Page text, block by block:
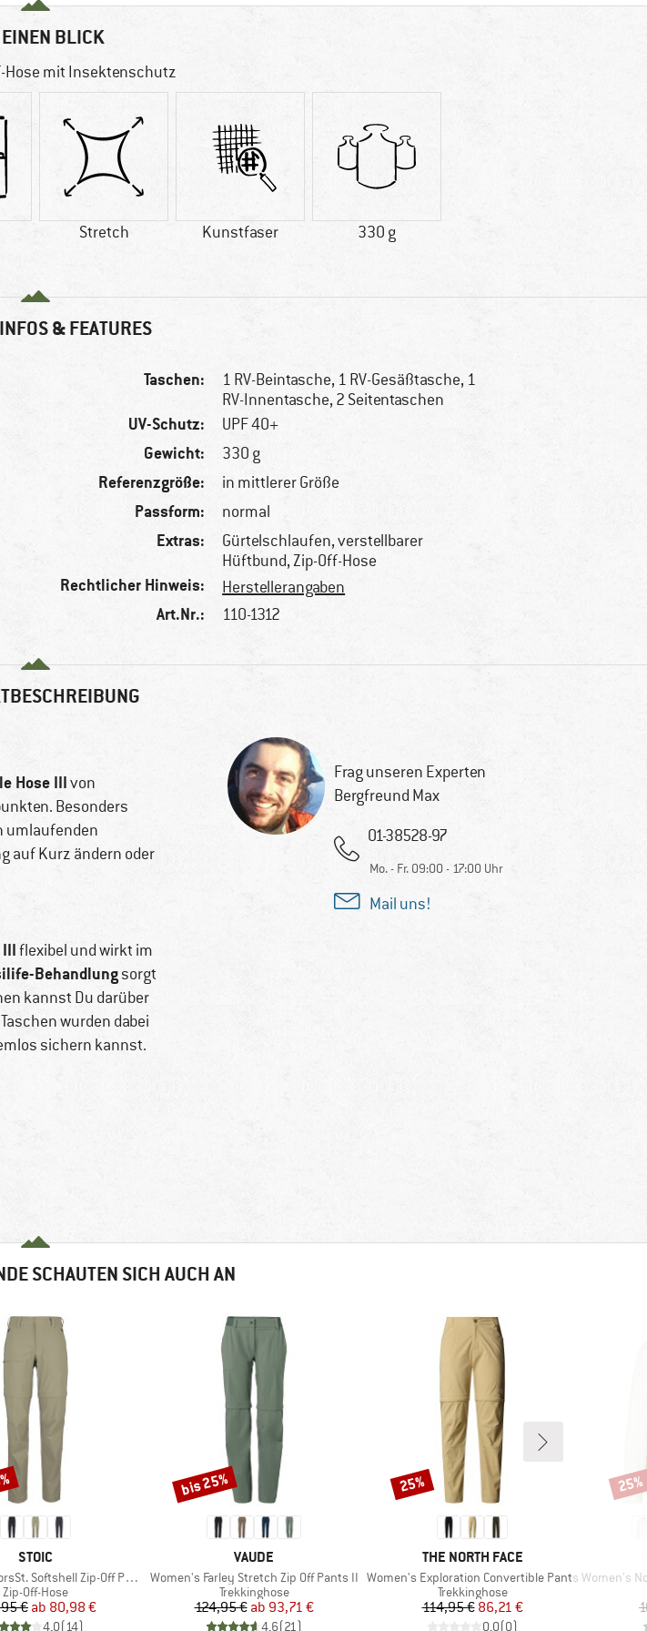
BLICK
Hose mit Insektenschutz
Stretch Kunstfaser 330 g
& FEATURES
Taschen:
1 RV-Beintasche, 1 RV-Gesäßtasche, 1
RV-Innentasche, 2 Seitentaschen
UV-Schutz: UPF 40+
Gewicht: 330 g
Referenzgröße: in mittlerer Größe
Passform: normal
Extras:
Gürtelschlaufen, verstellbarer
Hüftbund, Zip-Off-Hose
Rechtlicher Hinweis: Herstellerangaben
Art.Nr.: 110-1312
Hose IIIvon
Besonders
umlaufenden
auf Kurz ändern oder
flexibel und wirkt im
Behandlungsorgt
kannst Du darüber
wurden dabei
sichern kannst.
Frag unseren Experten
Bergfreund Max
01-38528-97
Mo. - Fr. 09:00 - 17:00 Uhr
Mail uns!
SCHAUTEN SICH AUCH AN
MARKE
STOIC
Softshell Zip-Off Pants Light
Produktgruppe
Zip-Off-Hose
Preis
€ reduzierter Preis
ab 80,98 €
4,0(14)
MARKE
VAUDE
Artikel
Women's Farley Stretch Zip Off Pants II
Produktgruppe
Trekkinghose
Preis
124,95 € reduzierter Preis
ab 93,71 €
4,6(21)
Rabatt
bis 25%
MARKE
THE NORTH FACE
Artikel
Women's Exploration Convertible Pants
Produktgruppe
Trekkinghose
Preis
114,95 €reduzierter Preis
86,21 €
0,0(0)
Rabatt
25%
Artikel
Women's
25%